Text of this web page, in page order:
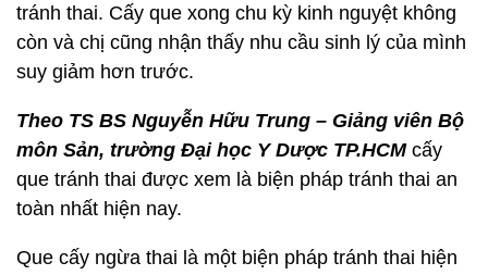
tránh thai. Cấy que xong chu kỳ kinh nguyệt không
còn và chị cũng nhận thấy nhu cầu sinh lý của mình
suy giảm hơn trước.
Theo TS BS Nguyễn Hữu Trung – Giảng viên Bộ
môn Sản, trường Đại học Y Dược TP.HCMcấy
que tránh thai được xem là biện pháp tránh thai an
toàn nhất hiện nay.
Que cấy ngừa thai là một biện pháp tránh thai hiện